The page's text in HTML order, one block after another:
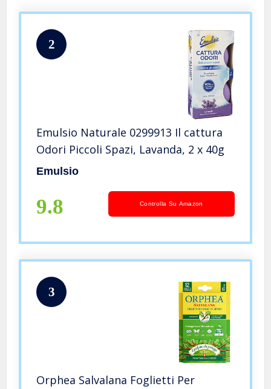
2
Emulsio Naturale 0299913 Il cattura
Odori Piccoli Spazi, Lavanda, 2 x 40g
Emulsio
9.8 Controlla Su Amazon
3
Orphea Salvalana Foglietti Per